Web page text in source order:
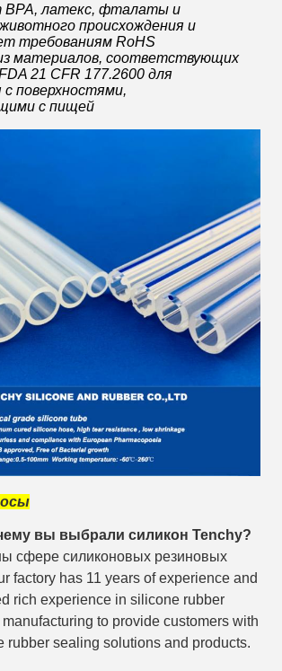
BPA, латекс, фталаты и
происхождения и
требованиям RoHS
материалов, соответствующих
21 CFR 177.2600 для
с поверхностями,
с пищей
вы выбрали силикон Tenchy?
сфере силиконовых резиновых
factory has 11 years of experience and
rich experience in silicone rubber
to provide customers with
rubber sealing solutions and products.